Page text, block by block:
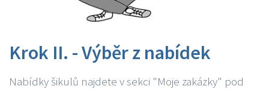
Krok II. - Výběr z nabídek
Nabídky šikulů najdete v sekci "Moje zakázky" pod